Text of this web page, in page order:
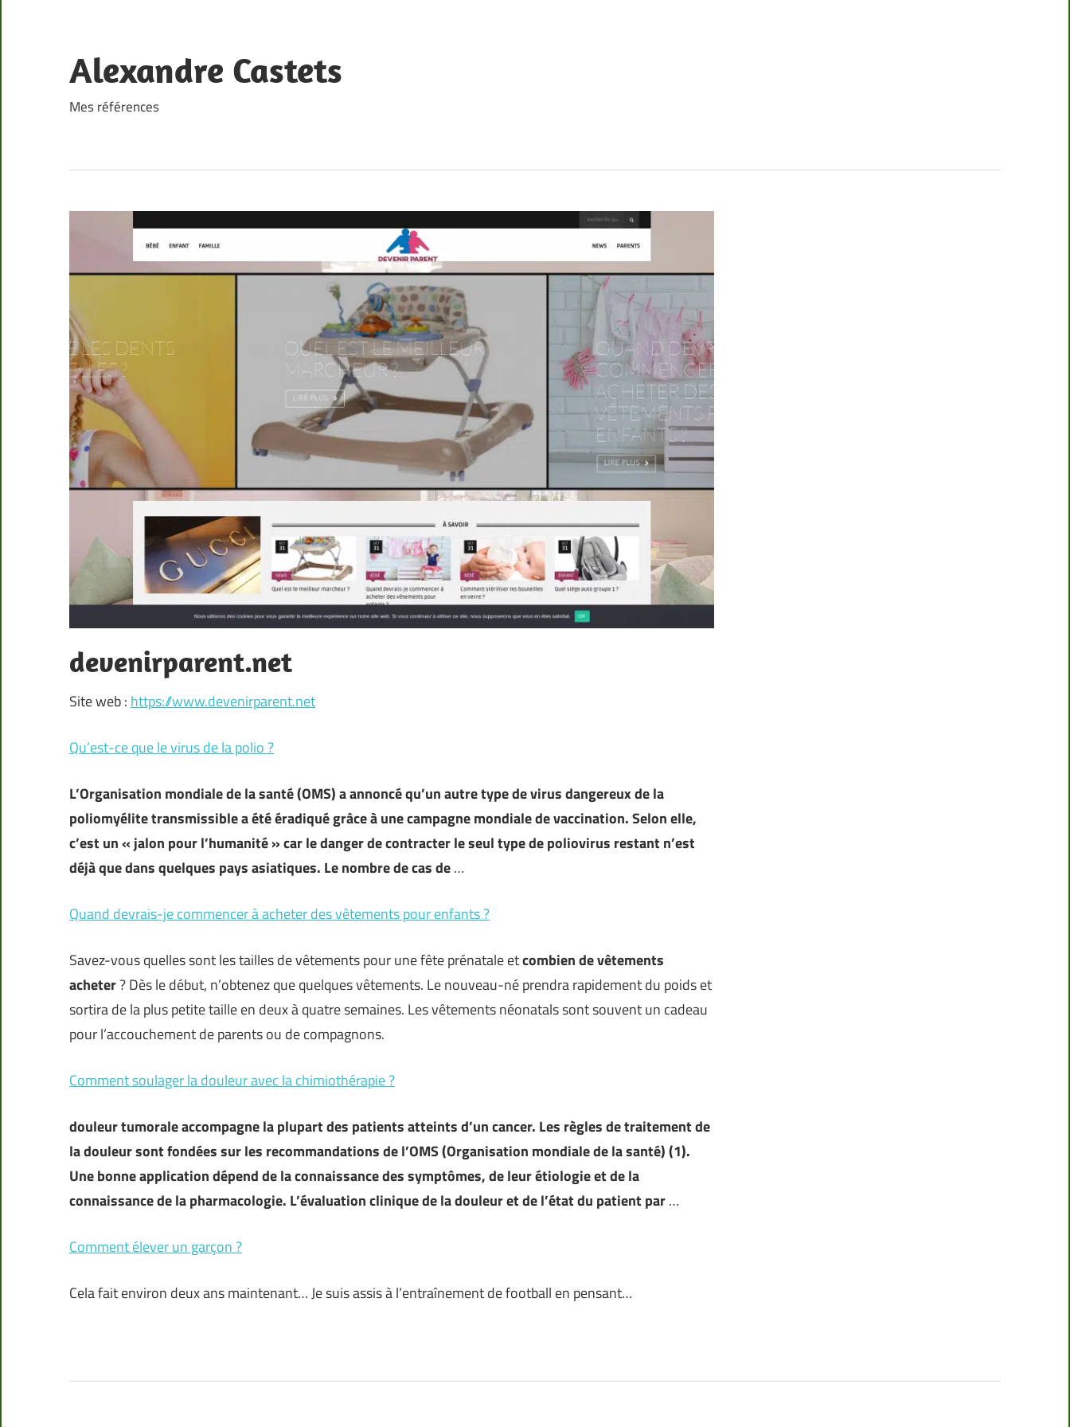
content
Alexandre Castets
Mes références
devenirparent.net
Site web : https://www.devenirparent.net
Qu’est-ce que le virus de la polio ?
L’Organisation mondiale de la santé (OMS) a annoncé qu’un autre type de virus dangereux de la
poliomyélite transmissible a été éradiqué grâce à une campagne mondiale de vaccination. Selon elle,
c’est un « jalon pour l’humanité » car le danger de contracter le seul type de poliovirus restant n’est
déjà que dans quelques pays asiatiques. Le nombre de cas de…
Quand devrais-je commencer à acheter des vêtements pour enfants ?
Savez-vous quelles sont les tailles de vêtements pour une fête prénatale etcombien de vêtements
acheter? Dès le début, n’obtenez que quelques vêtements. Le nouveau-né prendra rapidement du poids et
sortira de la plus petite taille en deux à quatre semaines. Les vêtements néonatals sont souvent un cadeau
pour l’accouchement de parents ou de compagnons.
Comment soulager la douleur avec la chimiothérapie ?
douleur tumorale accompagne la plupart des patients atteints d’un cancer. Les règles de traitement de
la douleur sont fondées sur les recommandations de l’OMS (Organisation mondiale de la santé) (1).
Une bonne application dépend de la connaissance des symptômes, de leur étiologie et de la
connaissance de la pharmacologie. L’évaluation clinique de la douleur et de l’état du patient par…
Comment élever un garçon ?
Cela fait environ deux ans maintenant… Je suis assis à l’entraînement de football en pensant…